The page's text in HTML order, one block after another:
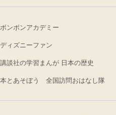
ボンボンアカデミー
ディズニーファン
講談社の学習まんが 日本の歴史
本とあそぼう 全国訪問おはなし隊